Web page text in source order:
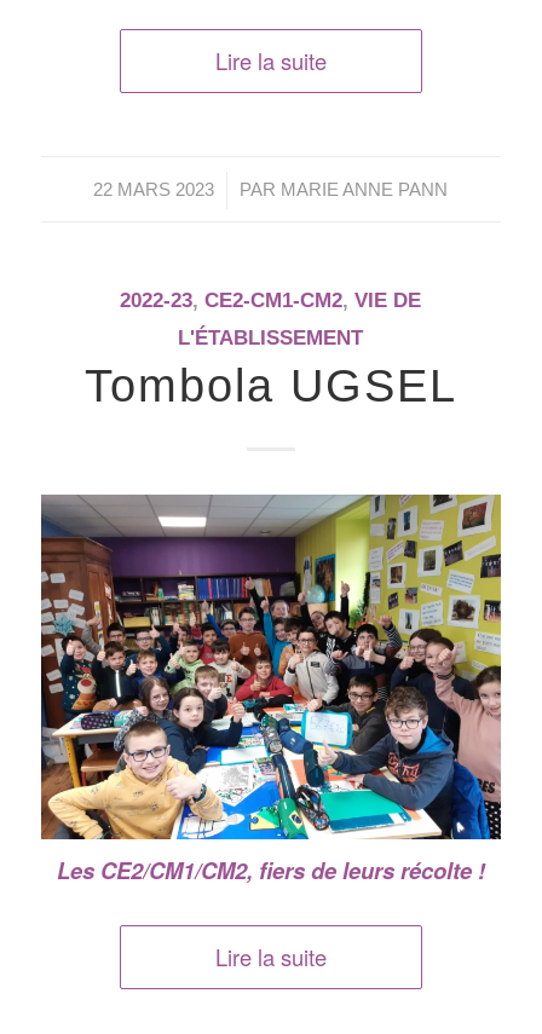
Lire la suite
22 MARS 2023
/ PAR MARIE ANNE PANN
2022-23,CE2-CM1-CM2,VIE DE
L'ÉTABLISSEMENT
Tombola UGSEL
Les CE2/CM1/CM2, fiers de leurs récolte !
Lire la suite